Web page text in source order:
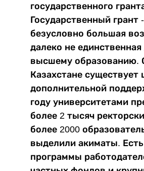
государственного
Государственный грант
безусловно большая
далеко не единственная
высшему образованию.
Казахстане существует
дополнительной
году университетами
более 2 тысяч
более 2000
выделили акиматы.
программы